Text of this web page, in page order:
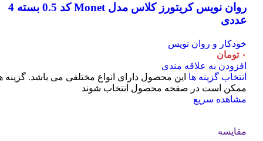
روان نویس کریتورز کلاس مدل Monet کد 0.5 بسته 4
عددی
خودکار و روان نویس
۰ تومان
افزودن به علاقه مندی
انتخاب گزینه ها این محصول دارای انواع مختلفی می باشد. گزینه
ممکن است در صفحه محصول انتخاب شوند
مشاهده سریع
مقایسه